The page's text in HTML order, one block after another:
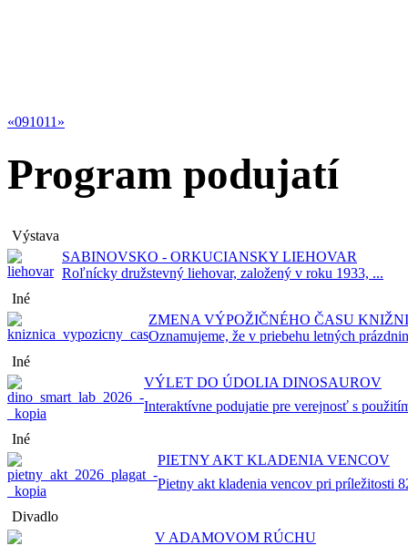
«091011 »
Program podujatí
Výstava
SABINOVSKO - ORKUCIANSKY LIEHOVAR
Roľnícky družstevný liehovar, založený v roku 1933, ...
Iné
ZMENA VÝPOŽIČNÉHO ČASU
Oznamujeme, že v priebehu letných
Iné
VÝLET DO ÚDOLIA DINOSAUROV
Interaktívne podujatie pre verejnosť s
Iné
PIETNY AKT KLADENIA VENCOV
Pietny akt kladenia vencov pri príležitosti
Divadlo
V ADAMOVOM RÚCHU